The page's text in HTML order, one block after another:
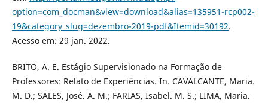
option=com_docman&view=download&alias=135951-rcp002-
19&category_slug=dezembro-2019-pdf&Itemid=30192.
Acesso em: 29 jan. 2022.
BRITO, A. E. Estágio Supervisionado na Formação de
Professores: Relato de Experiências. In. CAVALCANTE, Maria.
M. D.; SALES, José. A. M.; FARIAS, Isabel. M. S.; LIMA, Maria.